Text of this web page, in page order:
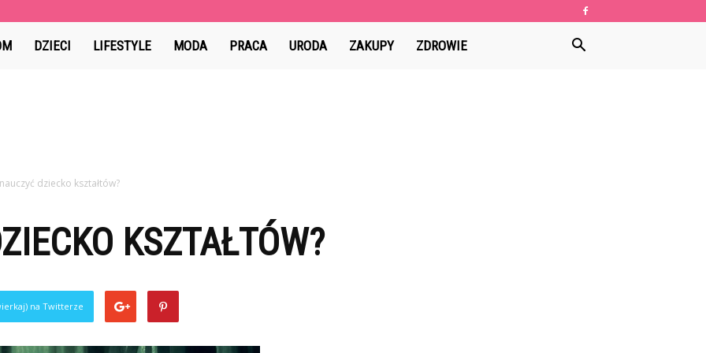
DZIECI LIFESTYLE MODA PRACA URODA ZAKUPY ZDROWIE
dziecko kształtów?
KSZTAŁTÓW?
na Twitterze